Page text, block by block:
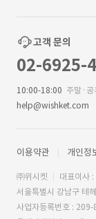
고객 문의
02-6925-
10:00-18:00 주말·공
help@wishket.com
이용약관 개인정
㈜위시켓
대표이사 :
서울특별시 강남구 테
사업자등록번호 :